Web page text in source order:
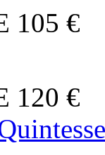
105 €
120 €